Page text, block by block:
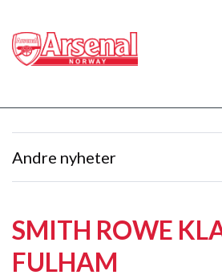
Andre nyheter
SMITH ROWE
FULHAM